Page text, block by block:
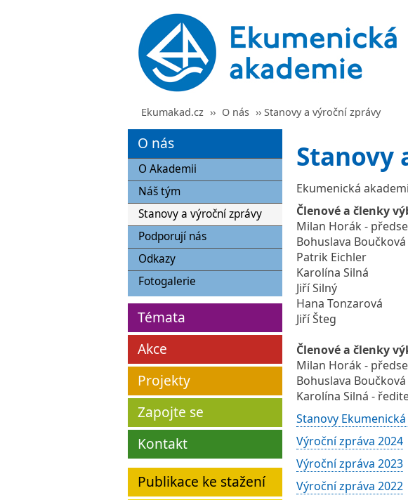
Ekumakad.cz ›› O nás ›› Stanovy a výroční zprávy
O nás
O Akademii
Náš tým
Stanovy a výroční zprávy
Podporují nás
Odkazy
Fotogalerie
Témata
Akce
Projekty
Zapojte se
Kontakt
Publikace ke stažení
Stanovy
Ekumenická
Členové a členky
Milan Horák -
Bohuslava Boučková
Patrik Eichler
Karolína Silná
Jiří Silný
Hana Tonzarová
Jiří Šteg
Členové a členky
Milan Horák -
Bohuslava
Karolína Silná -
Stanovy
Výroční zpráva 2024
Výroční zpráva 2023
Výroční zpráva 2022